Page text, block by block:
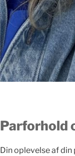
Parforhold
Din oplevelse af